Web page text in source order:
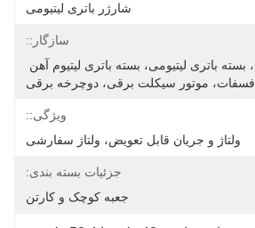
شارژر باتری لیتیومی
سازگار::
فسفات، موتور سیکلت برقی، دوچرخه برقی
ویژگی::
ولتاژ و جریان قابل تعویض، ولتاژ سفارشی
جزئیات بسته بندی:
جعبه کوچک و کارتن